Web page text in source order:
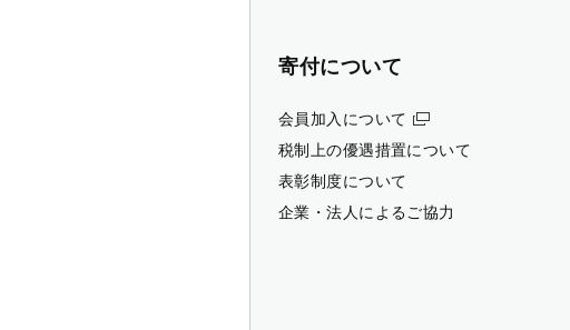
寄付について
会員加入について
税制上の優遇措置について
表彰制度について
企業・法人によるご協力